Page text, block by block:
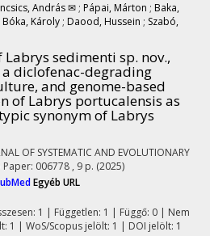
András ✉ ; Pápai, Márton ; Baka,
Bóka, Károly ; Daood, Hussein ; Szabó,
sedimenti sp. nov.,
diclofenac-degrading
and genome-based
of Labrys portucalensis as
synonym of Labrys
OF SYSTEMATIC AND EVOLUTIONARY
Paper: 006778 , 9 p. (2025)
Egyéb URL
1 | Független: 1 | Függő: 0 | Nem
1 | WoS/Scopus jelölt: 1 | DOI jelölt: 1